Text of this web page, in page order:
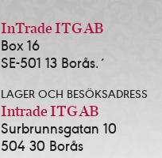
Norrort Färg &
Blå Huset i Sollentuna AB
Färgscalan Sthlm AB
SORSELE
Lidens Järnhandel AB
InTrade ITG AB
Box 16
SE-501 13 Borås.´
LAGER OCH BESÖKSADRESS
Intrade ITG AB
Surbrunnsgatan 10
504 30 Borås